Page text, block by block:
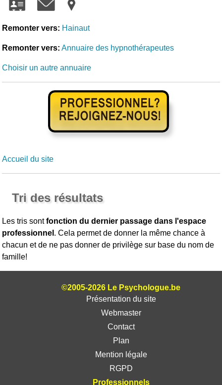
Remonter vers: Hainaut
Remonter vers: Annuaire des hypnothérapeutes
Choisir un autre annuaire
Accueil du site
Tri des résultats
Les tris sontfonction du dernier passage dans l'espace
professionnel . Cela permet de donner la même chance à
chacun et de ne pas donner de privilège sur base du nom de
famille!
©2005-2026 Le Psychologue.be
Présentation du site
Webmaster
Contact
Plan
Mention légale
RGPD
Professionnels